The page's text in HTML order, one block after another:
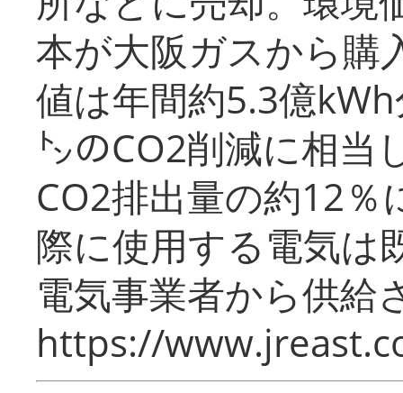
本が大阪ガスから購
値は年間約5.3億
㌧のCO2削減に相当
CO2排出量の約12％
際に使用する電気は
電気事業者から供給
https://